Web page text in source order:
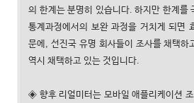
의 한계는 분명히 있습니다. 하지만 한계를
통계과정에서의 보완 과정을 거치게 되면
문에, 선진국 유명 회사들이 조사를 채택하
역시 채택하고 있는 것입니다.
◈ 향후 리얼미터는 모바일 애플리케이션